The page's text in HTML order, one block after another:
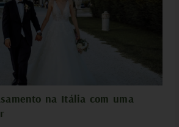
na Itália com uma